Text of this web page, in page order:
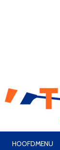
HOOFDMENU